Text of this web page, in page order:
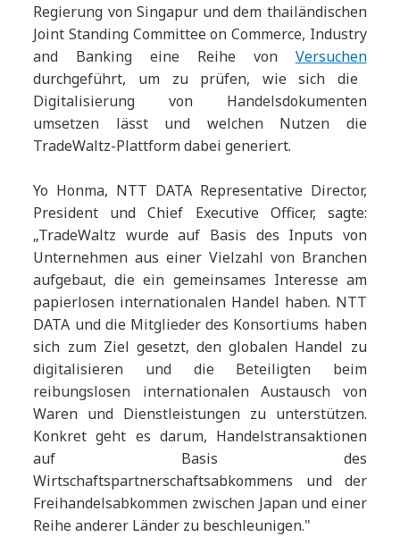
Regierung von Singapur und dem thailändischen
Joint Standing Committee on Commerce, Industry
and Banking eine Reihe von Versuchen
durchgeführt, um zu prüfen, wie sich die
Digitalisierung von Handelsdokumenten
umsetzen lässt und welchen Nutzen die
TradeWaltz-Plattform dabei generiert.
Yo Honma, NTT DATA Representative Director,
President und Chief Executive Officer, sagte:
„TradeWaltz wurde auf Basis des Inputs von
Unternehmen aus einer Vielzahl von Branchen
aufgebaut, die ein gemeinsames Interesse am
papierlosen internationalen Handel haben. NTT
DATA und die Mitglieder des Konsortiums haben
sich zum Ziel gesetzt, den globalen Handel zu
digitalisieren und die Beteiligten beim
reibungslosen internationalen Austausch von
Waren und Dienstleistungen zu unterstützen.
Konkret geht es darum, Handelstransaktionen
auf Basis des
Wirtschaftspartnerschaftsabkommens und der
Freihandelsabkommen zwischen Japan und einer
Reihe anderer Länder zu beschleunigen."